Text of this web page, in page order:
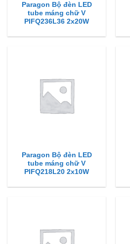
Paragon Bộ đèn LED
tube máng chữ V
PIFQ236L36 2x20W
Paragon Bộ đèn LED
tube máng chữ V
PIFQ218L20 2x10W